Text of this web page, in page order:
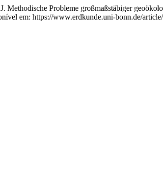
Probleme großmaßstäbiger
em: https://www.erdkunde.uni-bonn.de/